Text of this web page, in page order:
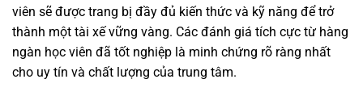
viên sẽ được trang bị đầy đủ kiến thức và kỹ năng để trở
thành một tài xế vững vàng. Các đánh giá tích cực từ hàng
ngàn học viên đã tốt nghiệp là minh chứng rõ ràng nhất
cho uy tín và chất lượng của trung tâm.